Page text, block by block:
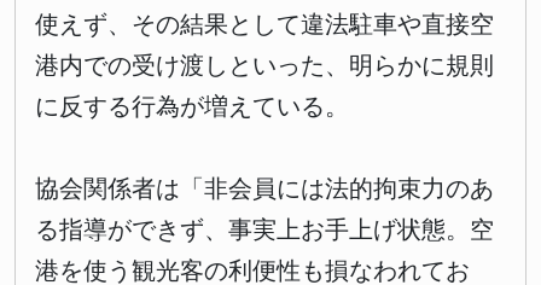
使えず、その結果として違法駐車や直接空
港内での受け渡しといった、明らかに規則
に反する行為が増えている。
協会関係者は「非会員には法的拘束力のあ
る指導ができず、事実上お手上げ状態。空
港を使う観光客の利便性も損なわれてお